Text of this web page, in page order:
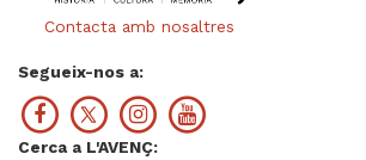
Contacta amb nosaltres
Segueix-nos a:
Cerca a L'AVENÇ: